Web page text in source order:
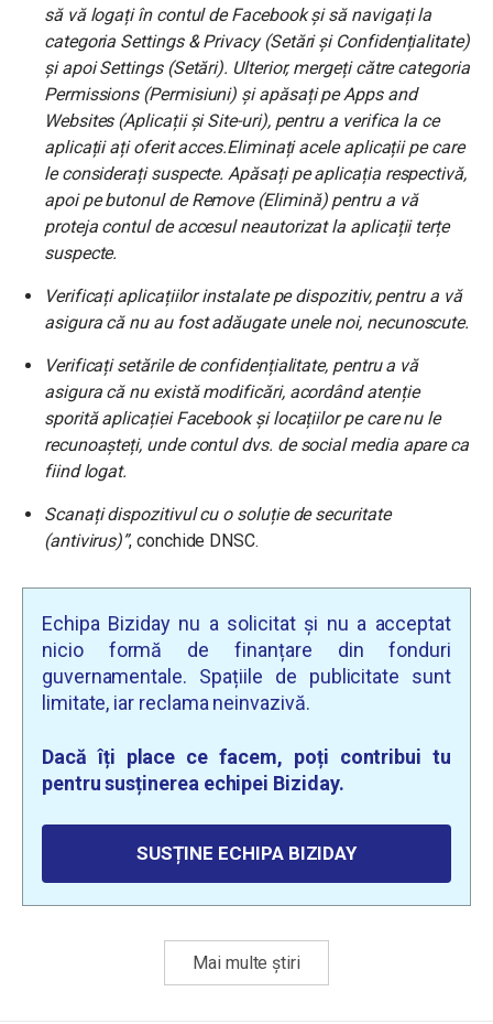
să vă logați în contul de Facebook și să navigați la
categoria Settings & Privacy (Setări și Confidențialitate)
și apoi Settings (Setări). Ulterior, mergeți către categoria
Permissions (Permisiuni) și apăsați pe Apps and
Websites (Aplicații și Site-uri), pentru a verifica la ce
aplicații ați oferit acces.Eliminați acele aplicații pe care
le considerați suspecte. Apăsați pe aplicația respectivă,
apoi pe butonul de Remove (Elimină) pentru a vă
proteja contul de accesul neautorizat la aplicații terțe
suspecte.
Verificați aplicațiilor instalate pe dispozitiv, pentru a vă
asigura că nu au fost adăugate unele noi, necunoscute.
Verificați setările de confidențialitate, pentru a vă
asigura că nu există modificări, acordând atenție
sporită aplicației Facebook și locațiilor pe care nu le
recunoașteți, unde contul dvs. de social media apare ca
fiind logat.
Scanați dispozitivul cu o soluție de securitate
(antivirus)”, conchide DNSC.
Echipa Biziday nu a solicitat și nu a acceptat
nicio formă de finanțare din fonduri
guvernamentale. Spațiile de publicitate sunt
limitate, iar reclama neinvazivă.
Dacă îți place ce facem, poți contribui tu
pentru susținerea echipei Biziday.
SUSȚINE ECHIPA BIZIDAY
Mai multe știri